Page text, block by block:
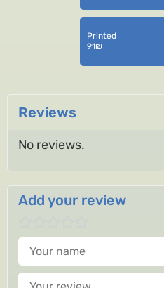
Printed
91₪
Reviews
No reviews.
Add your review
Your name
Your review